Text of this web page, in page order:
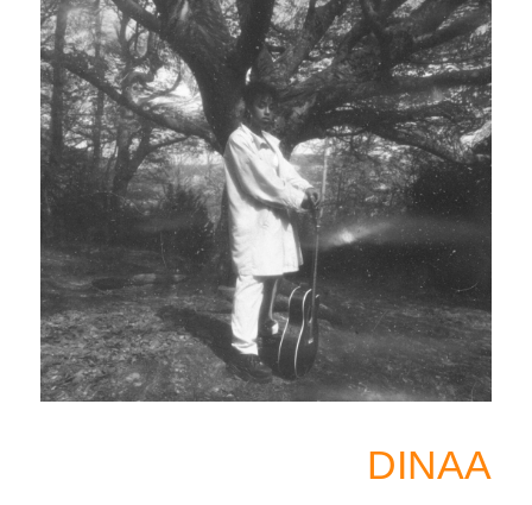
DINAA